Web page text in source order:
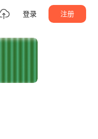
登录 注册
觉 关注